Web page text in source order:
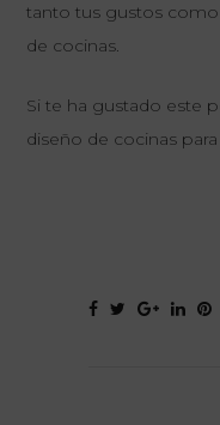
tanto tus gustos
de cocinas.
Si te ha gustado este
diseño de cocinas